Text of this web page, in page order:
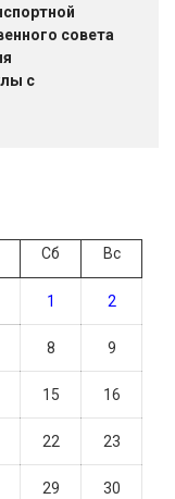
совета
с
Сб Вс
1 2
8 9
15 16
22 23
29 30